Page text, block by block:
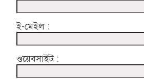
ই-মেইল :
ওয়েবসাইট :